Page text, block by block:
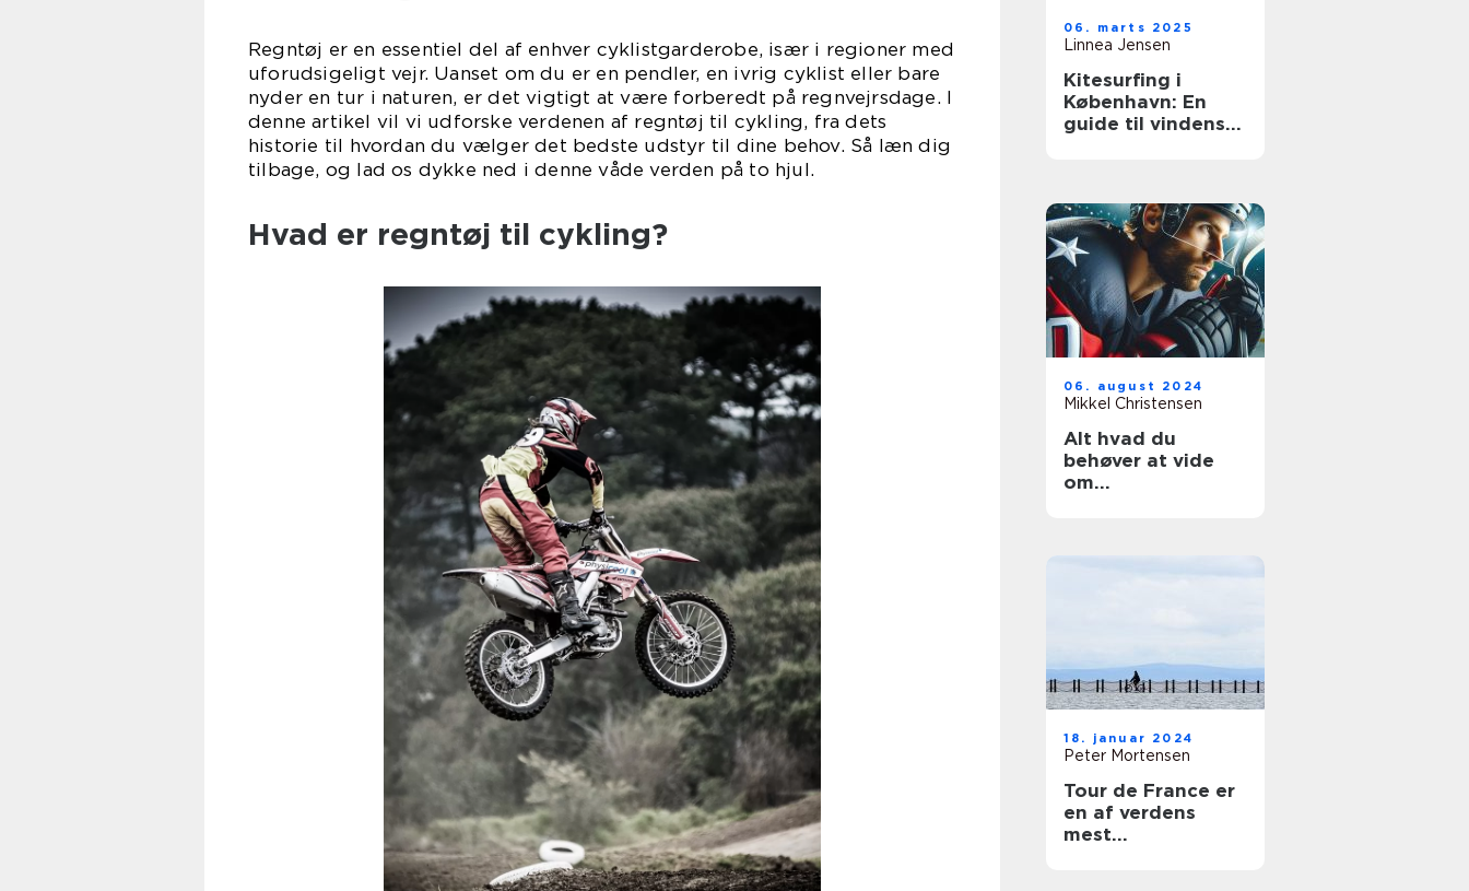
Regntøj er en essentiel del af enhver cyklistgarderobe, især i regioner med
uforudsigeligt vejr. Uanset om du er en pendler, en ivrig cyklist eller bare
nyder en tur i naturen, er det vigtigt at være forberedt på regnvejrsdage. I
denne artikel vil vi udforske verdenen af regntøj til cykling, fra dets
historie til hvordan du vælger det bedste udstyr til dine behov. Så læn dig
tilbage, og lad os dykke ned i denne våde verden på to hjul.
Hvad er regntøj til cykling?
06. marts 2025
Linnea Jensen
Kitesurfing i
København: En
guide til vindens
06. august 2024
Mikkel Christensen
Alt hvad du
behøver at vide
om
18. januar 2024
Peter Mortensen
Tour de France er
en af verdens
mest